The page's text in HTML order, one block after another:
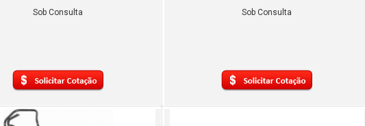
Sob Consulta Sob Consulta